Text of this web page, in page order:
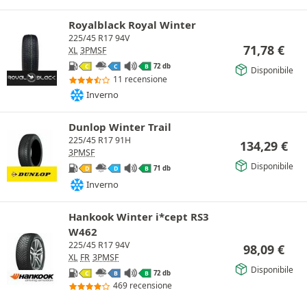
Royalblack Royal Winter
225/45 R17 94V
XL 3PMSF
C C B 72 db
11 recensione
Inverno
71,78 €
Disponibile
Dunlop Winter Trail
225/45 R17 91H
3PMSF
D D B 71 db
Inverno
134,29 €
Disponibile
Hankook Winter i*cept RS3
W462
225/45 R17 94V
XL FR 3PMSF
C B B 72 db
469 recensione
98,09 €
Disponibile